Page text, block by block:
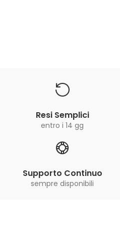
Resi Semplici
entro i 14 gg
Supporto Continuo
sempre disponibili